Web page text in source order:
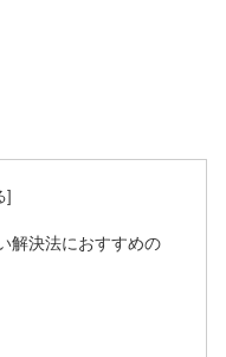
解決法におすすめの